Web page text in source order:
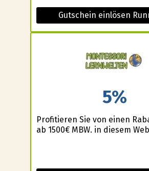
Gutschein einlösen
5%
Profitieren Sie von einen
ab 1500€ MBW. in diesem